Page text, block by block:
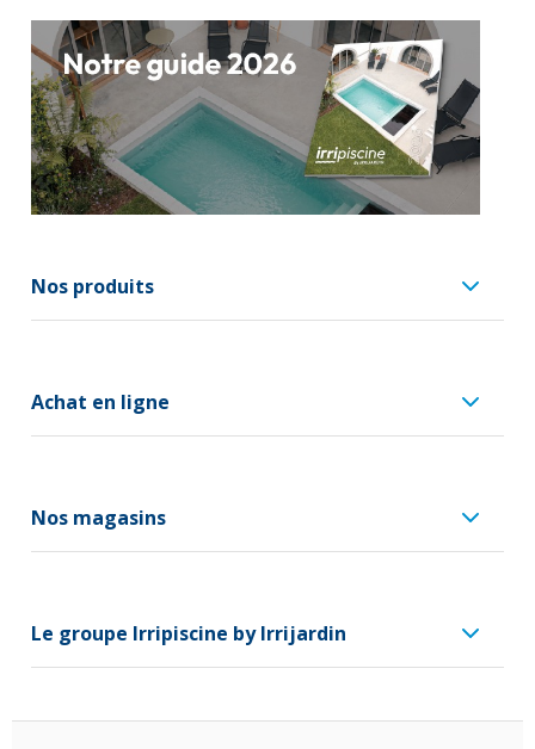
Nos produits
Achat en ligne
Nos magasins
Le groupe Irripiscine by Irrijardin